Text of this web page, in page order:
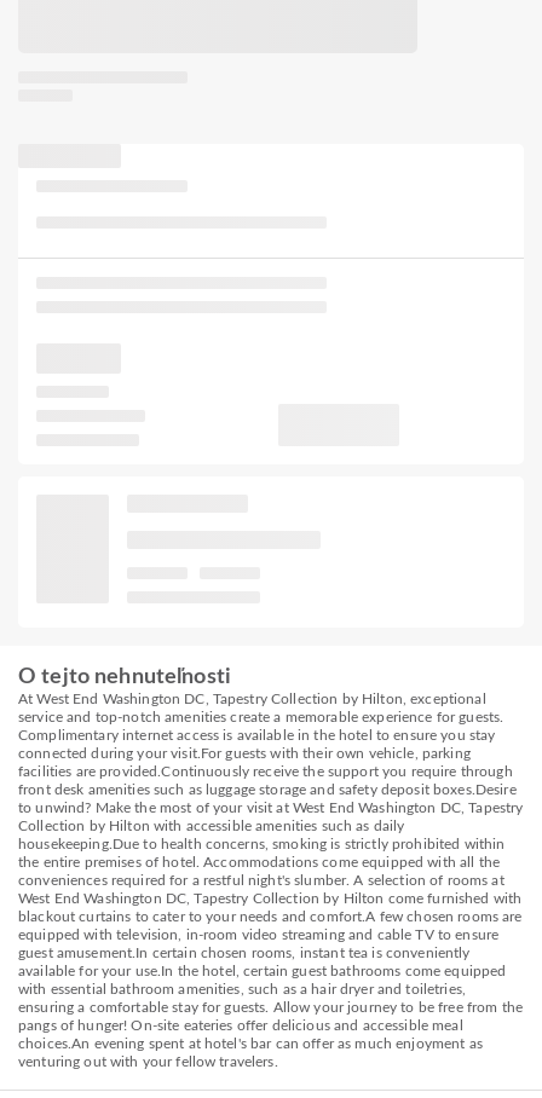
O tejto nehnuteľnosti
At West End Washington DC, Tapestry Collection by Hilton, exceptional
service and top-notch amenities create a memorable experience for guests.
Complimentary internet access is available in the hotel to ensure you stay
connected during your visit.For guests with their own vehicle, parking
facilities are provided.Continuously receive the support you require through
front desk amenities such as luggage storage and safety deposit boxes.Desire
to unwind? Make the most of your visit at West End Washington DC, Tapestry
Collection by Hilton with accessible amenities such as daily
housekeeping.Due to health concerns, smoking is strictly prohibited within
the entire premises of hotel. Accommodations come equipped with all the
conveniences required for a restful night's slumber. A selection of rooms at
West End Washington DC, Tapestry Collection by Hilton come furnished with
blackout curtains to cater to your needs and comfort.A few chosen rooms are
equipped with television, in-room video streaming and cable TV to ensure
guest amusement.In certain chosen rooms, instant tea is conveniently
available for your use.In the hotel, certain guest bathrooms come equipped
with essential bathroom amenities, such as a hair dryer and toiletries,
ensuring a comfortable stay for guests. Allow your journey to be free from the
pangs of hunger! On-site eateries offer delicious and accessible meal
choices.An evening spent at hotel's bar can offer as much enjoyment as
venturing out with your fellow travelers.